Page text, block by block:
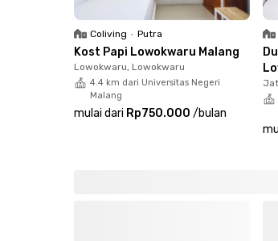
Coliving • Putra
Kost Papi Lowokwaru Malang
Lowokwaru, Lowokwaru
4.4 km dari Universitas Negeri
Malang
mulai dari Rp750.000 /bulan